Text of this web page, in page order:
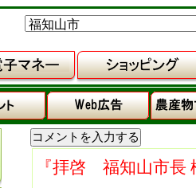
『拝啓 福知山市長